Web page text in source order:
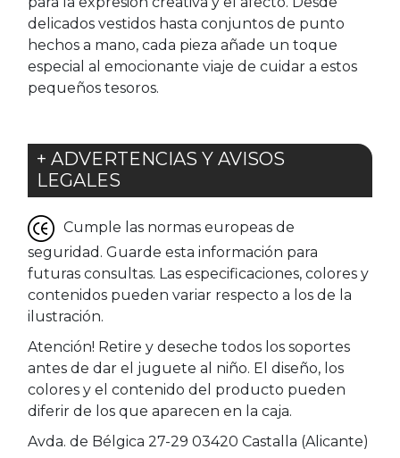
delicados vestidos hasta conjuntos de punto
hechos a mano, cada pieza añade un toque
especial al emocionante viaje de cuidar a estos
pequeños tesoros.
+ ADVERTENCIAS Y AVISOS
LEGALES
Cumple las normas europeas de
seguridad. Guarde esta información para
futuras consultas. Las especificaciones, colores y
contenidos pueden variar respecto a los de la
ilustración.
Atención! Retire y deseche todos los soportes
antes de dar el juguete al niño. El diseño, los
colores y el contenido del producto pueden
diferir de los que aparecen en la caja.
Avda. de Bélgica 27-29 03420 Castalla (Alicante)